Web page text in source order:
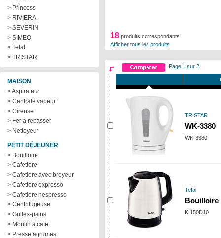
> Princess
> RIVIERA
> SEVERIN
> SIMEO
> Tefal
> TRISTAR
MAISON
> Aspirateur
> Centrale vapeur
> Cireuse
> Fer a repasser
> Nettoyeur
PETIT DÉJEUNER
> Bouilloire
> Cafetiere
> Cafetiere avec broyeur
> Cafetiere expresso
> Cafetiere nespresso
> Centrifugeuse
> Grilles-pains
> Moulin a cafe
> Presse agrumes
18 produits correspondants
Afficher tous les produits
Page 1 sur 2
TRISTAR
WK-3380
WK-3380
Tefal
Bouilloire
KI150D10